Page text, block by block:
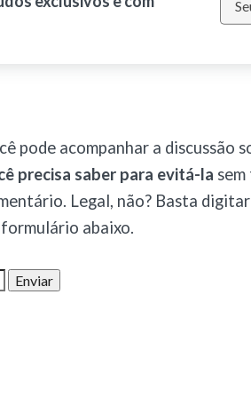
pode acompanhar a discussão
precisa saber para evitá-la
Legal, não? Basta
abaixo.